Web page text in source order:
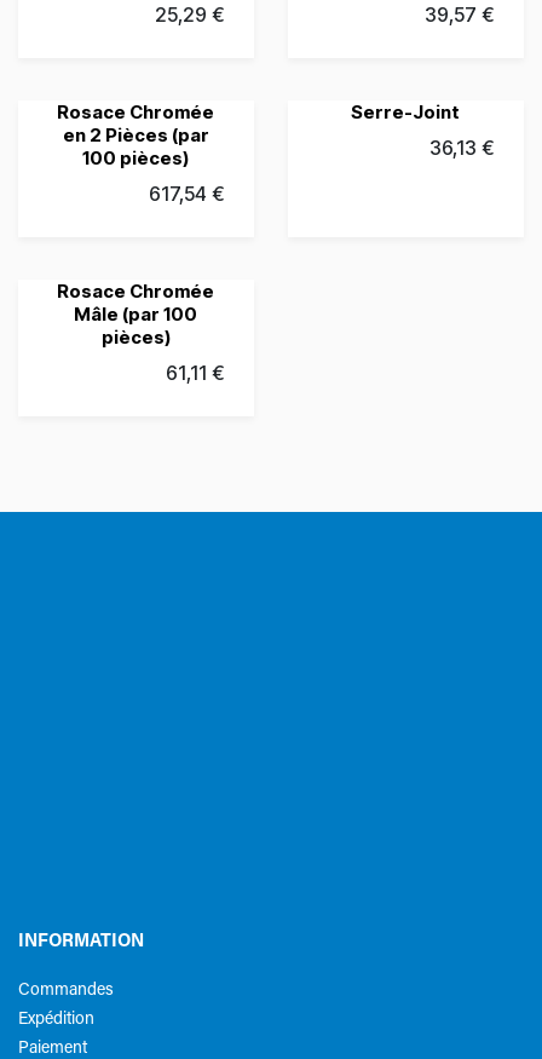
25,29 € 39,57 €
Rosace Chromée
en 2 Pièces (par
100 pièces)
617,54 €
Serre-Joint
36,13 €
Rosace Chromée
Mâle (par 100
pièces)
61,11 €
INFORMATION
Commandes
Expédition
Paiement